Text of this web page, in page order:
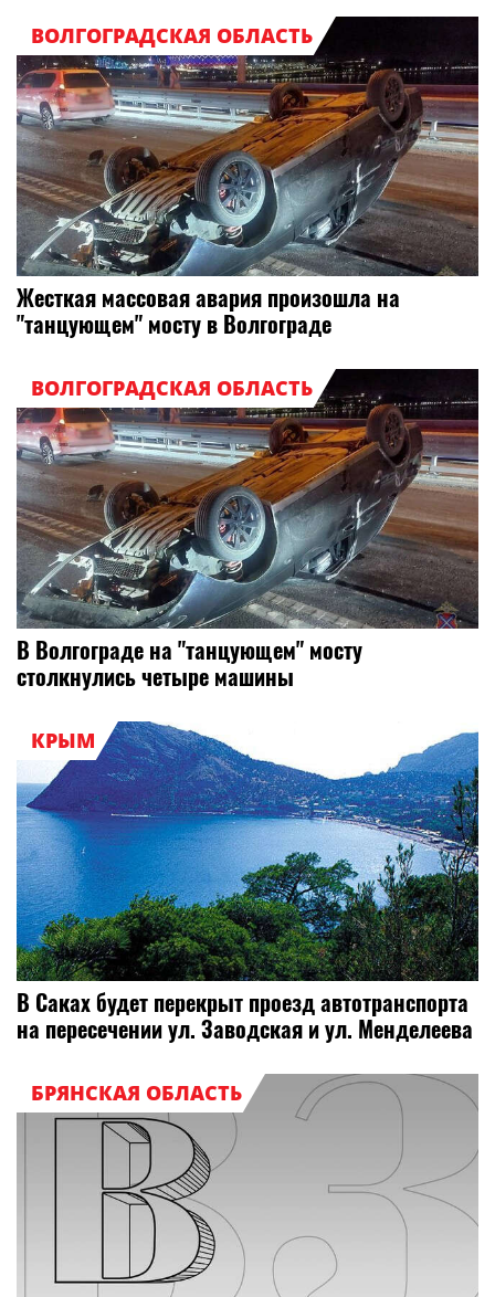
ВОЛГОГРАДСКАЯ ОБЛАСТЬ
Жесткая массовая авария произошла на
"танцующем" мосту в Волгограде
ВОЛГОГРАДСКАЯ ОБЛАСТЬ
В Волгограде на "танцующем" мосту
столкнулись четыре машины
КРЫМ
В Саках будет перекрыт проезд автотранспорта
на пересечении ул. Заводская и ул. Менделеева
БРЯНСКАЯ ОБЛАСТЬ